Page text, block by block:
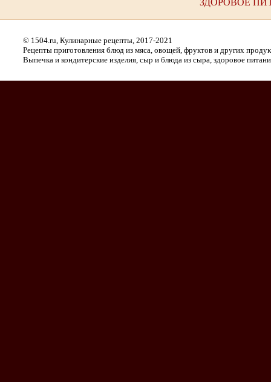
ЗДОРОВОЕ
© 1504.ru, Кулинарные рецепты, 2017-2021
Рецепты приготовления блюд из мяса, овощей, фруктов и других
Выпечка и кондитерские изделия, сыр и блюда из сыра, здоровое